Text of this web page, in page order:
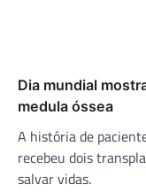
Dia mundial
medula óssea
A história de
recebeu dois
salvar vidas.